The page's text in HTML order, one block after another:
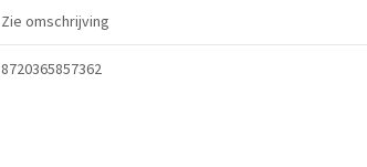
Zie omschrijving
8720365857362